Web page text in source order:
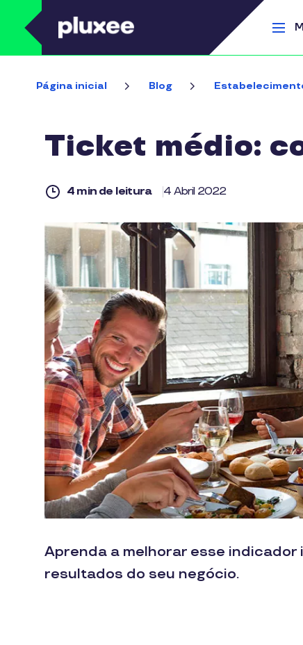
Pular para o conteúdo principal
Página inicial Blog
Ticket médio:
4 min de leitura 4 Abril 2022
Aprenda a melhorar esse
resultados do seu negócio.